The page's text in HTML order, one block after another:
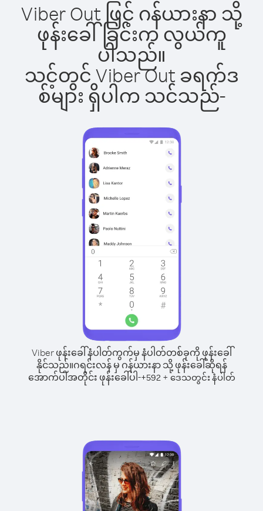
Viber Out ဖြင့် ဂန်ယားနာ သို့
ဖုန်းခေါ်ခြင်းက လွယ်ကူ
ပါသည်။
သင့်တွင် Viber Out ခရက်ဒ
စ်များ ရှိပါက သင်သည်-
Viber ဖုန်းခေါ်နံပါတ်ကွက်မှ နံပါတ်တစ်ခုကို ဖုန်းခေါ်
နိုင်သည်။ဂရင်းလန် မှ ဂန်ယားနာ သို့ ဖုန်းခေါ်ဆိုရန်
အောက်ပါအတိုင်း ဖုန်းခေါ်ပါ-+592+ ဒေသတွင်း နံပါတ်